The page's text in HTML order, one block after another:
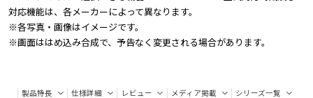
対応機能は、各メーカーによって異なります。
※各写真・画像はイメージです。
※画面ははめ込み合成で、予告なく変更される場合があります。
製品特長 仕様詳細 レビュー メディア掲載
シリーズ一覧